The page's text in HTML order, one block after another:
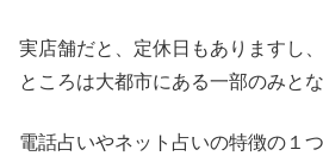
実店舗だと、定休日もありますし
ところは大都市にある一部のみとな
電話占いやネット占いの特徴の１つ